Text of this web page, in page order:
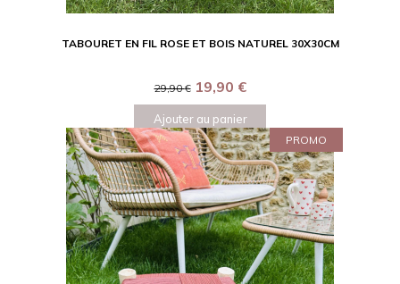
TABOURET EN FIL ROSE ET BOIS NATUREL 30X30CM
29,90€ 19,90 €
Ajouter au panier
PROMO